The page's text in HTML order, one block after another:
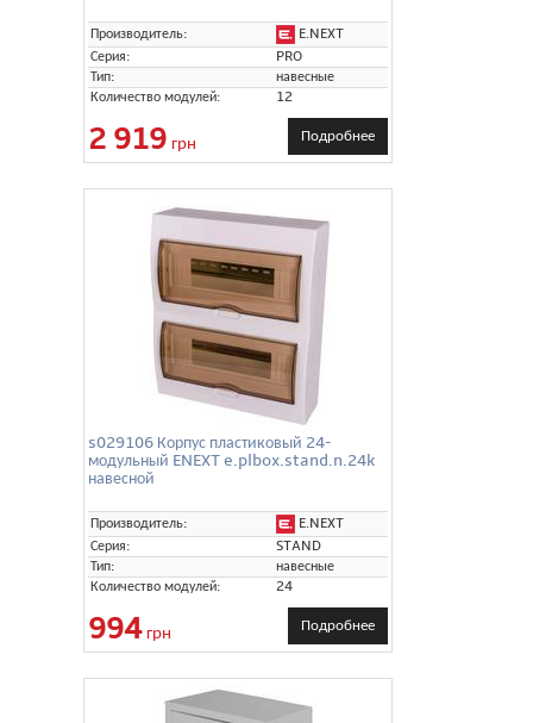
Производитель:
E.NEXT
Серия:
PRO
Тип:
навесные
Количество модулей:
12
2 919 грн Подробнее
s029106 Корпус пластиковый 24-
модульный ENEXT e.plbox.stand.n.24k
навесной
Производитель:
E.NEXT
Серия:
STAND
Тип:
навесные
Количество модулей:
24
994грн Подробнее